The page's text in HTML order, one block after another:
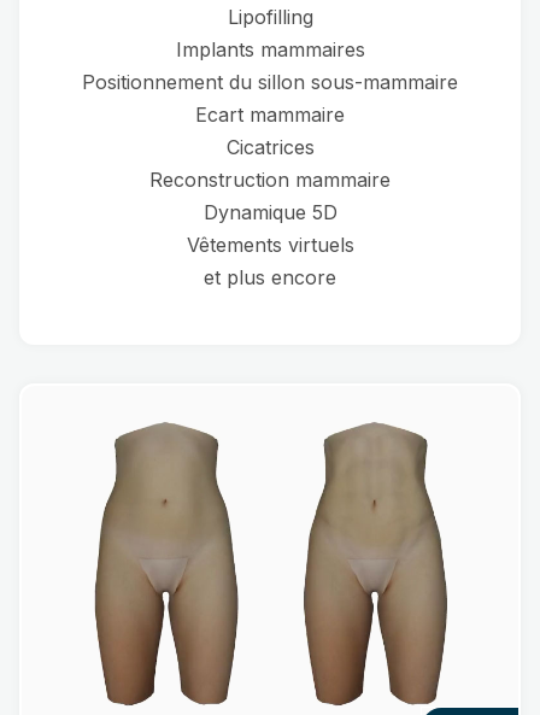
Lipofilling
Implants mammaires
Positionnement du sillon sous-mammaire
Ecart mammaire
Cicatrices
Reconstruction mammaire
Dynamique 5D
Vêtements virtuels
et plus encore